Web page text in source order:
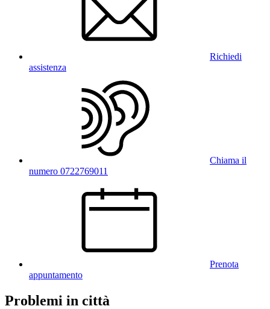
Richiedi
assistenza
Chiama il
numero 0722769011
Prenota
appuntamento
Problemi in città